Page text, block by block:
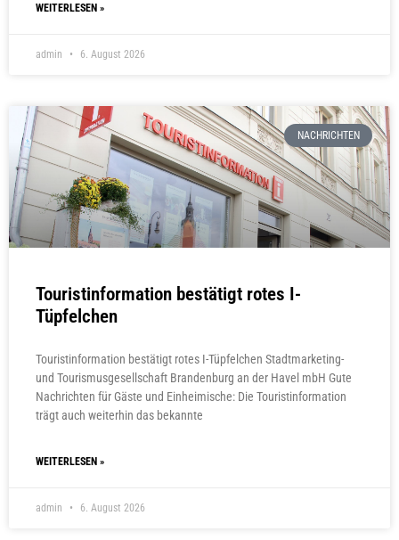
WEITERLESEN »
admin 6. August 2026
NACHRICHTEN
Touristinformation bestätigt rotes I-
Tüpfelchen
Touristinformation bestätigt rotes I-Tüpfelchen Stadtmarketing-
und Tourismusgesellschaft Brandenburg an der Havel mbH Gute
Nachrichten für Gäste und Einheimische: Die Touristinformation
trägt auch weiterhin das bekannte
WEITERLESEN »
admin 6. August 2026